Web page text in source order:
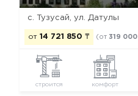
с. Тузусай, ул. Датулы
от 14 721 850 ₸ (от 319 000
строится комфорт